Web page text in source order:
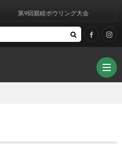
第9回親睦ボウリング大会